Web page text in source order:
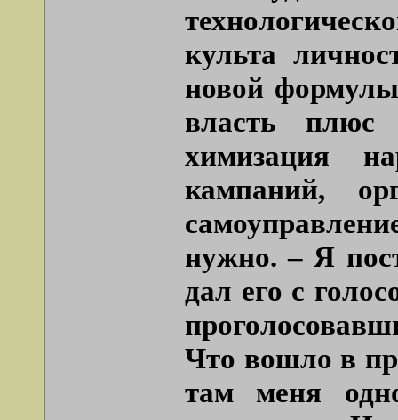
культа
новой формулы
власть плюс
химизация
кампаний,
нужно. – Я
дал его с
Что вошло в
там меня